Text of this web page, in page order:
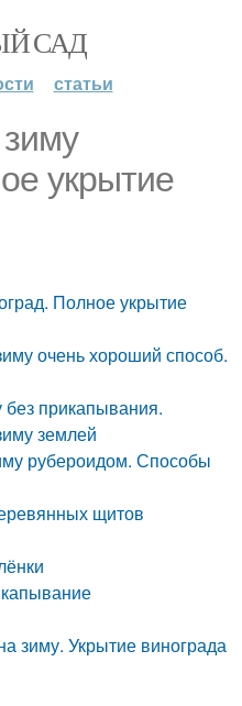
САД
статьи
укрытие
Полное укрытие
очень хороший способ.
без прикапывания.
землей
рубероидом. Способы
щитов
зиму. Укрытие винограда